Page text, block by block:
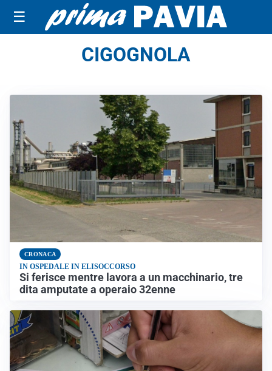
☰
CIGOGNOLA
CRONACA
IN OSPEDALE IN ELISOCCORSO
Si ferisce mentre lavora a un macchinario, tre
dita amputate a operaio 32enne